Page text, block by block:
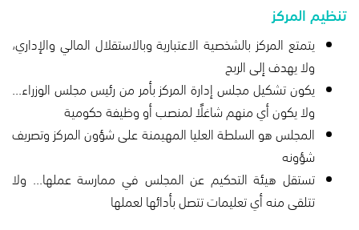
تنظيم المركز
يتمتع المركز بالشخصية الاعتبارية وبالاستقلال المالي والإداري،
ولا يهدف إلى الربح
يكون تشكيل مجلس إدارة المركز بأمر من رئيس مجلس الوزراء...
ولا يكون أي منهم شاغلًا لمنصب أو وظيفة حكومية
المجلس هو السلطة العليا المهيمنة على شؤون المركز وتصريف
شؤونه
تستقل هيئة التحكيم عن المجلس في ممارسة عملها... ولا
تتلقى منه أي تعليمات تتصل بأدائها لعملها